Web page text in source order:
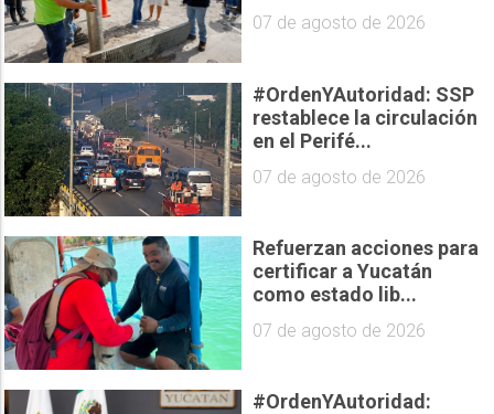
07 de agosto de 2026
#OrdenYAutoridad: SSP
restablece la circulación
en el Perifé...
07 de agosto de 2026
Refuerzan acciones para
certificar a Yucatán
como estado lib...
07 de agosto de 2026
#OrdenYAutoridad: